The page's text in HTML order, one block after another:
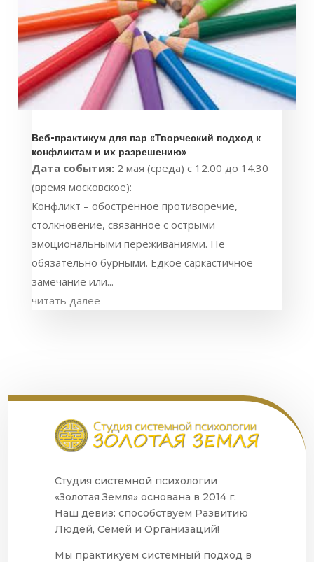
Веб-практикум для пар «Творческий подход к
конфликтам и их разрешению»
Дата события: 2 мая (среда) с 12.00 до 14.30
(время московское):
Конфликт – обостренное противоречие,
столкновение, связанное с острыми
эмоциональными переживаниями. Не
обязательно бурными. Едкое саркастичное
замечание или...
читать далее
Студия системной психологии
«Золотая Земля» основана в 2014 г.
Наш девиз: способствуем Развитию
Людей, Семей и Организаций!
Мы практикуем системный подход в